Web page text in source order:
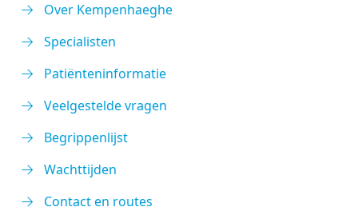
Over Kempenhaeghe
Specialisten
Patiënteninformatie
Veelgestelde vragen
Begrippenlijst
Wachttijden
Contact en routes